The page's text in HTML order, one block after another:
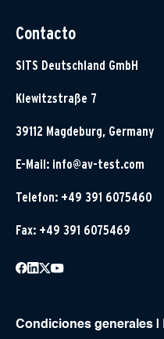
Contacto
SITS Deutschland GmbH
Klewitzstraße 7
39112 Magdeburg, Germany
E-Mail: info@av-test.com
Telefon: +49 391 6075460
Fax: +49 391 6075469
Condiciones generales